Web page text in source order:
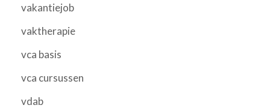
vakantiejob
vaktherapie
vca basis
vca cursussen
vdab